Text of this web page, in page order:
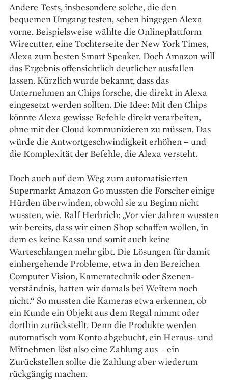
Andere Tests, insbesondere solche, die den
bequemen Umgang testen, sehen hingegen Alexa
vorne. Beispielsweise wählte die Onlineplattform
Wirecutter, eine Tochterseite der New York Times,
Alexa zum besten Smart Speaker. Doch Amazon will
das Ergebnis offensichtlich deutlicher ausfallen
lassen. Kürzlich wurde bekannt, dass das
Unternehmen an Chips forsche, die direkt in Alexa
eingesetzt werden sollten. Die Idee: Mit den Chips
könnte Alexa gewisse Befehle direkt verarbeiten,
ohne mit der Cloud kommunizieren zu müssen. Das
würde die Antwortgeschwindigkeit erhöhen – und
die Komplexität der Befehle, die Alexa versteht.
Doch auch auf dem Weg zum automatisierten
Supermarkt Amazon Go mussten die Forscher einige
Hürden überwinden, obwohl sie zu Beginn nicht
wussten, wie. Ralf Herbrich: „Vor vier Jahren wussten
wir bereits, dass wir einen Shop schaffen wollen, in
dem es keine Kassa und somit auch keine
Warteschlangen mehr gibt. Die Lösungen für damit
einhergehende Probleme, etwa in den Bereichen
Computer Vision, Kameratechnik oder Szenen­
verständnis, hatten wir damals bei Weitem noch
nicht.“ So mussten die Kameras etwa erkennen, ob
ein Kunde ein Objekt aus dem Regal nimmt oder
dorthin zurückstellt. Denn die Produkte werden
automa­tisch vom Konto abgebucht, ein Heraus- und
Mitnehmen löst also eine Zahlung aus – ein
Zurückstellen sollte die Zahlung aber wiederum
rückgängig machen.